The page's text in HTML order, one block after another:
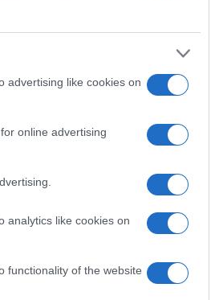
advertising like cookies on
online advertising
analytics like cookies on
functionality of the website
lavoro
sito o